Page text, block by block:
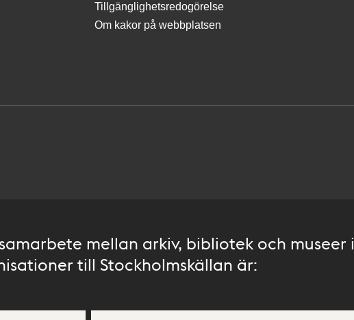
Tillgänglighetsredogörelse
Om kakor på webbplatsen
mellan arkiv, bibliotek och museer i
till Stockholmskällan är: